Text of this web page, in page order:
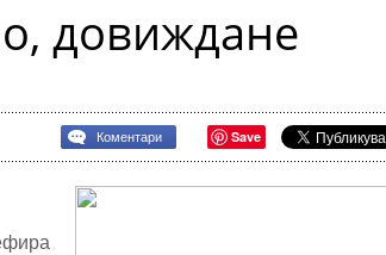
довиждане
Коментари Save